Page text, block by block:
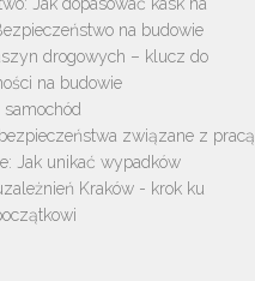
na budowie
drogowych – klucz do
na budowie
związane z pracą
Jak unikać wypadków
Kraków - krok ku